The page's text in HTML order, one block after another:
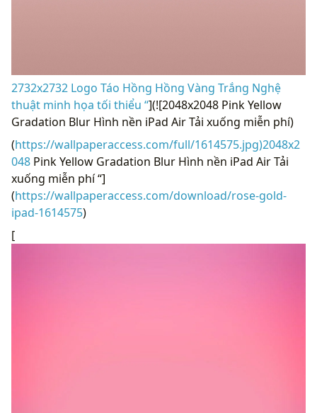
2732x2732 Logo Táo Hồng Hồng Vàng Trắng Nghệ
thuật minh họa tối thiểu “](![2048x2048 Pink Yellow
Gradation Blur Hình nền iPad Air Tải xuống miễn phí)
(https://wallpaperaccess.com/full/1614575.jpg)2048x2
048 Pink Yellow Gradation Blur Hình nền iPad Air Tải
xuống miễn phí “]
(https://wallpaperaccess.com/download/rose-gold-
ipad-1614575)
[